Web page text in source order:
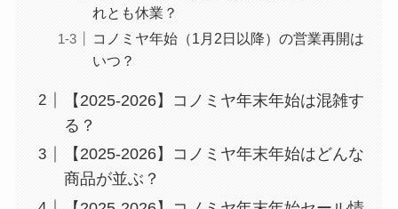
れとも休業？
コノミヤ年始（1月2日以降）の営業再開は
いつ？
【2025-2026】コノミヤ年末年始は混雑す
る？
【2025-2026】コノミヤ年末年始はどんな
商品が並ぶ？